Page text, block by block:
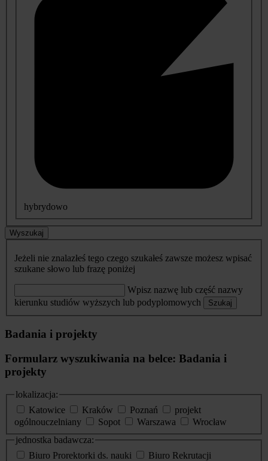
hybrydowo
Wyszukaj
Jeżeli nie znalazłeś tego czego szukałeś zawsze możesz wpisać
szukane słowo lub frazę poniżej
Wpisz nazwę lub część nazwy
kierunku studiów wyższych lub podyplomowych
Szukaj
Badania i projekty
Formularz wyszukiwania na belce: Badania i
projekty
lokalizacja:
Katowice
Kraków Poznań
projekt
ogólnouczelniany
Sopot Warszawa
Wrocław
jednostka badawcza:
Biuro Prorektorki ds. nauki
Biuro Rekrutacji